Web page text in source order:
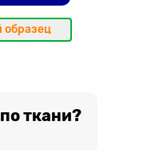
образец
ткани?